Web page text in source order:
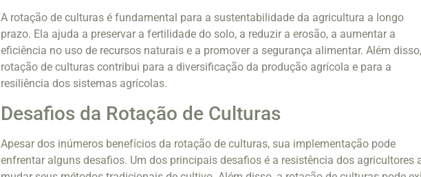
A rotação de culturas é fundamental para a sustentabilidade da agricultura a longo
prazo. Ela ajuda a preservar a fertilidade do solo, a reduzir a erosão, a aumentar a
eficiência no uso de recursos naturais e a promover a segurança alimentar. Além
rotação de culturas contribui para a diversificação da produção agrícola e para a
resiliência dos sistemas agrícolas.
Desafios da Rotação de Culturas
Apesar dos inúmeros benefícios da rotação de culturas, sua implementação pode
enfrentar alguns desafios. Um dos principais desafios é a resistência dos agricultores